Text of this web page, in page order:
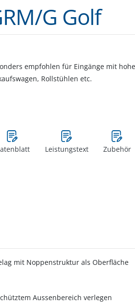
G Golf
empfohlen für Eingänge mit
Rollstühlen etc.
Leistungstext Zubehör
mit Noppenstruktur als Oberfläche
Aussenbereich verlegen